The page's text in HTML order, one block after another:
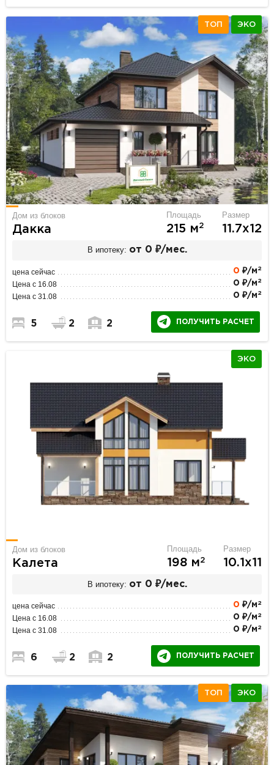
ТОП ЭКО
Дом из блоков
Дакка
Площадь
215 м2
Размер
11.7х12
В ипотеку: от 0 ₽/мес.
цена сейчас 0 ₽/м 2
Цена с 16.08 0 ₽/м 2
Цена с 31.08 0 ₽/м 2
5 2 2 ПОЛУЧИТЬ РАСЧЕТ
ЭКО
Дом из блоков
Калета
Площадь
198 м2
Размер
10.1х11
В ипотеку: от 0 ₽/мес.
цена сейчас 0 ₽/м 2
Цена с 16.08 0 ₽/м 2
Цена с 31.08 0 ₽/м 2
6 2 2 ПОЛУЧИТЬ РАСЧЕТ
ТОП ЭКО